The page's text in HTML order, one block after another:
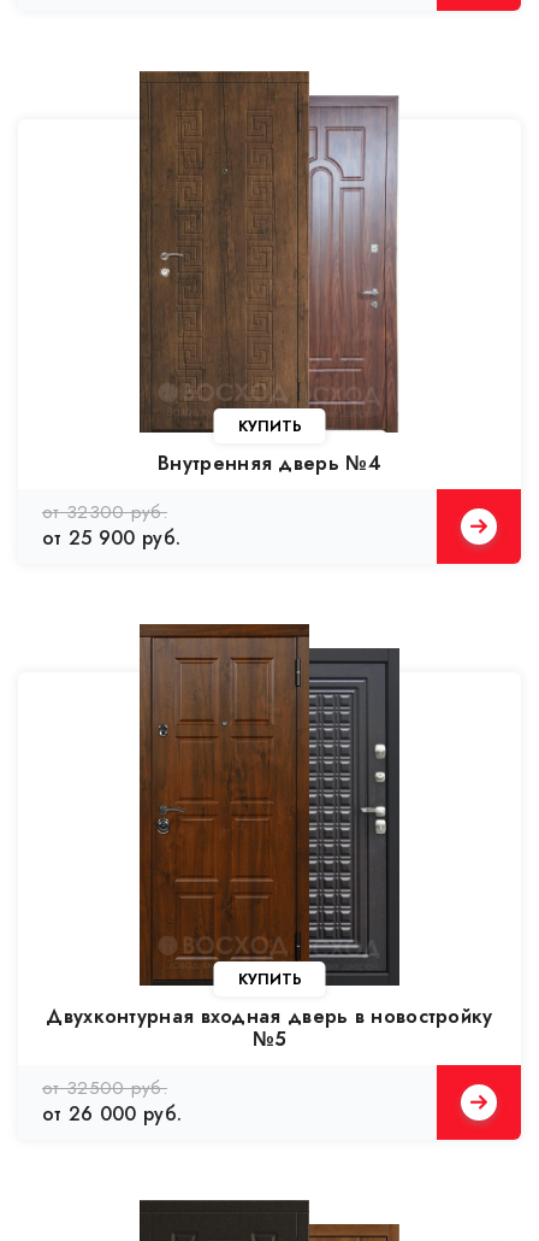
КУПИТЬ
Внутренняя дверь №4
от 32300 руб.
от 25 900 руб.
КУПИТЬ
Двухконтурная входная дверь в новостройку
№5
от 32500 руб.
от 26 000 руб.